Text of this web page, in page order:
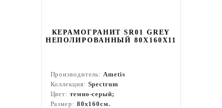
КЕРАМОГРАНИТ SR01 GREY
НЕПОЛИРОВАННЫЙ 80X160Х11
Производитель:Ametis
Коллекция: Spectrum
Цвет: темно-серый;
Размер: 80x160см.